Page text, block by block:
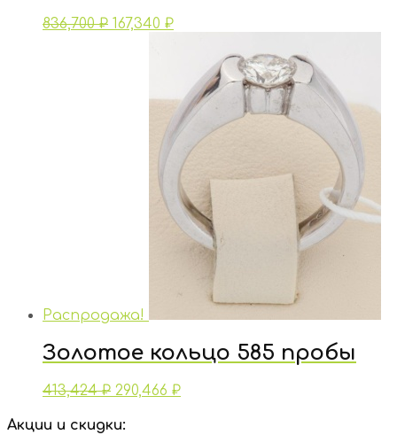
836,700₽ 167,340 ₽
Распродажа!
Золотое кольцо 585 пробы
413,424₽ 290,466 ₽
Акции и скидки: